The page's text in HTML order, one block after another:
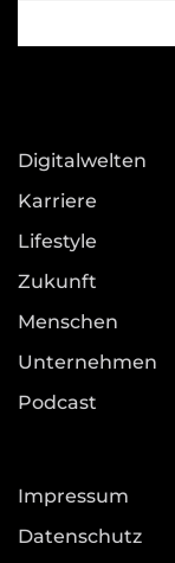
Digitalwelten
Karriere
Lifestyle
Zukunft
Menschen
Unternehmen
Podcast
Impressum
Datenschutz